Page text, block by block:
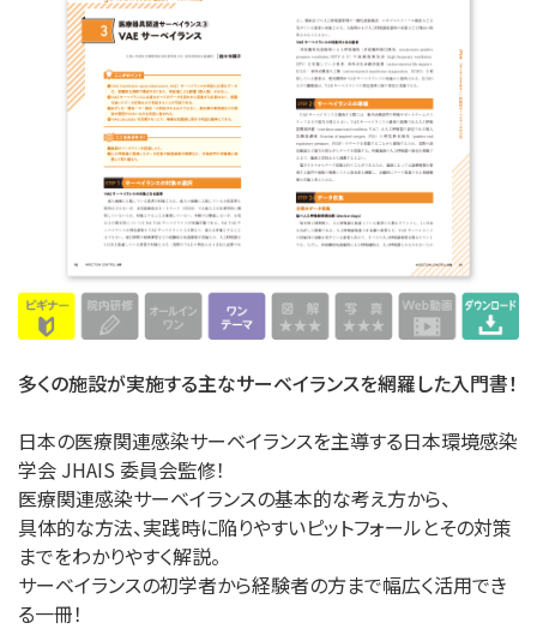
多くの施設が実施する主なサーベイランスを網羅した入門書！
日本の医療関連感染サーベイランスを主導する日本環境感染
学会 JHAIS 委員会監修！
医療関連感染サーベイランスの基本的な考え方から、
具体的な方法、実践時に陥りやすいピットフォールとその対策
までをわかりやすく解説。
サーベイランスの初学者から経験者の方まで幅広く活用でき
る一冊！